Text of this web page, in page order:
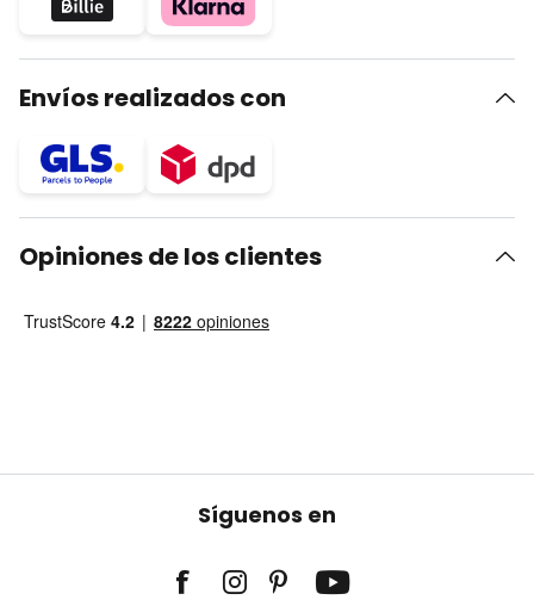
Envíos realizados con
Opiniones de los clientes
Síguenos en